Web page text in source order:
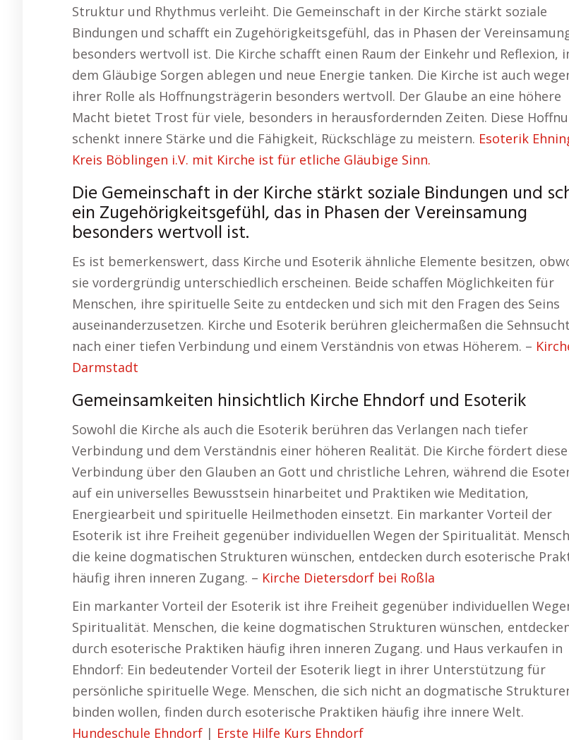
Struktur und Rhythmus verleiht. Die Gemeinschaft in der Kirche stärkt soziale
Bindungen und schafft ein Zugehörigkeitsgefühl, das in Phasen der
besonders wertvoll ist. Die Kirche schafft einen Raum der Einkehr und Reflexion,
dem Gläubige Sorgen ablegen und neue Energie tanken. Die Kirche ist auch
ihrer Rolle als Hoffnungsträgerin besonders wertvoll. Der Glaube an eine höhere
Macht bietet Trost für viele, besonders in herausfordernden Zeiten. Diese
schenkt innere Stärke und die Fähigkeit, Rückschläge zu meistern. Esoterik
Kreis Böblingen i.V. mit Kirche ist für etliche Gläubige Sinn.
Die Gemeinschaft in der Kirche stärkt soziale Bindungen und
ein Zugehörigkeitsgefühl, das in Phasen der Vereinsamung
besonders wertvoll ist.
Es ist bemerkenswert, dass Kirche und Esoterik ähnliche Elemente besitzen,
sie vordergründig unterschiedlich erscheinen. Beide schaffen Möglichkeiten für
Menschen, ihre spirituelle Seite zu entdecken und sich mit den Fragen des Seins
auseinanderzusetzen. Kirche und Esoterik berühren gleichermaßen die Sehnsucht
nach einer tiefen Verbindung und einem Verständnis von etwas Höherem. –
Darmstadt
Gemeinsamkeiten hinsichtlich Kirche Ehndorf und Esoterik
Sowohl die Kirche als auch die Esoterik berühren das Verlangen nach tiefer
Verbindung und dem Verständnis einer höheren Realität. Die Kirche fördert diese
Verbindung über den Glauben an Gott und christliche Lehren, während die
auf ein universelles Bewusstsein hinarbeitet und Praktiken wie Meditation,
Energiearbeit und spirituelle Heilmethoden einsetzt. Ein markanter Vorteil der
Esoterik ist ihre Freiheit gegenüber individuellen Wegen der Spiritualität.
die keine dogmatischen Strukturen wünschen, entdecken durch esoterische
häufig ihren inneren Zugang. – Kirche Dietersdorf bei Roßla
Ein markanter Vorteil der Esoterik ist ihre Freiheit gegenüber individuellen
Spiritualität. Menschen, die keine dogmatischen Strukturen wünschen,
durch esoterische Praktiken häufig ihren inneren Zugang. und Haus verkaufen in
Ehndorf: Ein bedeutender Vorteil der Esoterik liegt in ihrer Unterstützung für
persönliche spirituelle Wege. Menschen, die sich nicht an dogmatische
binden wollen, finden durch esoterische Praktiken häufig ihre innere Welt.
Hundeschule Ehndorf | Erste Hilfe Kurs Ehndorf